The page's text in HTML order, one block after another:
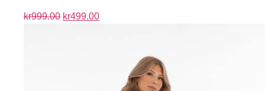
kr999.00 kr499.00